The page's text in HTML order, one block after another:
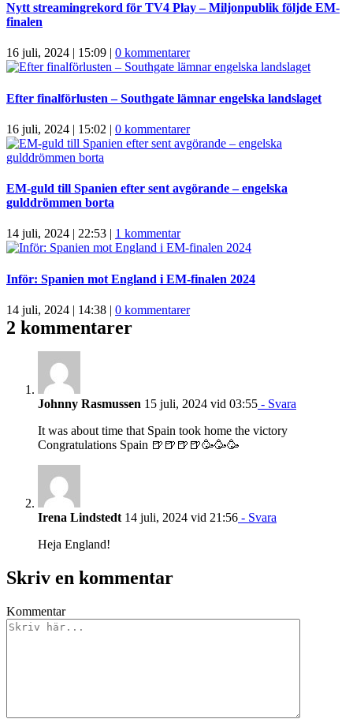
Nytt streamingrekord för TV4 Play – Miljonpublik följde EM-
finalen
16 juli, 2024 | 15:09 | 0 kommentarer
Efter finalförlusten – Southgate lämnar engelska landslaget
16 juli, 2024 | 15:02 | 0 kommentarer
EM-guld till Spanien efter sent avgörande – engelska
gulddrömmen borta
14 juli, 2024 | 22:53 | 1 kommentar
Inför: Spanien mot England i EM-finalen 2024
14 juli, 2024 | 14:38 | 0 kommentarer
2 kommentarer
Johnny Rasmussen 15 juli, 2024 vid 03:55 - Svara
It was about time that Spain took home the victory
Congratulations Spain 🍺🍺🍺🍺🥳🥳🥳
Irena Lindstedt 14 juli, 2024 vid 21:56 - Svara
Heja England!
Skriv en kommentar
Kommentar